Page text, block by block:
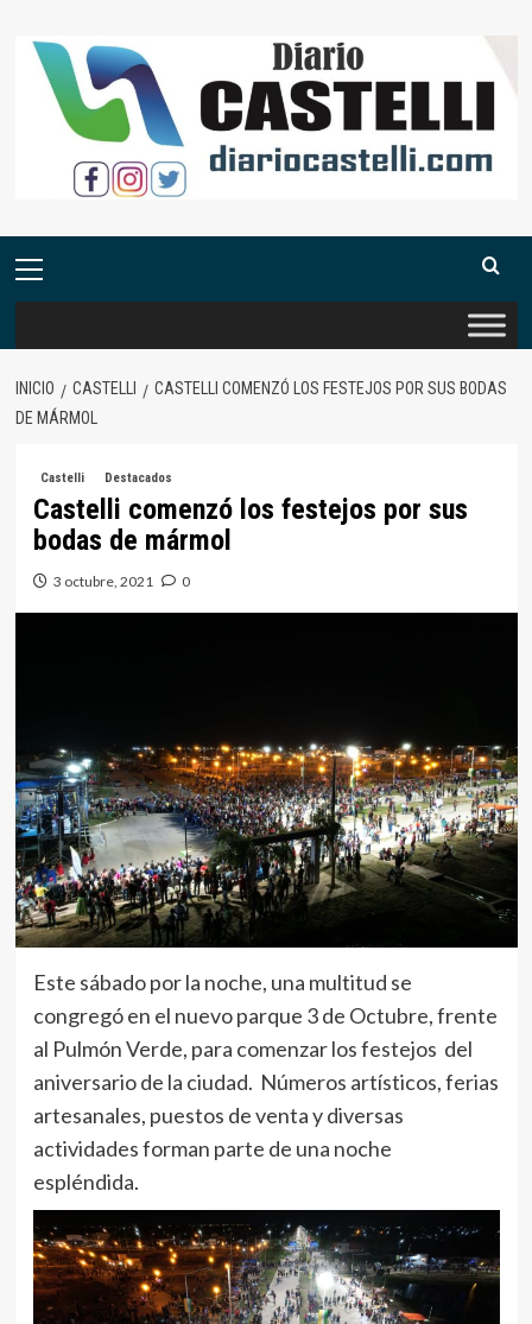
contenido
Menú
INICIO CASTELLI
CASTELLI COMENZÓ LOS FESTEJOS POR SUS BODAS
DE MÁRMOL
Castelli Destacados
Castelli comenzó los festejos por sus
bodas de mármol
3 octubre, 2021 0
Este sábado por la noche, una multitud se
congregó en el nuevo parque 3 de Octubre, frente
al Pulmón Verde, para comenzar los festejos del
aniversario de la ciudad. Números artísticos, ferias
artesanales, puestos de venta y diversas
actividades forman parte de una noche
espléndida.